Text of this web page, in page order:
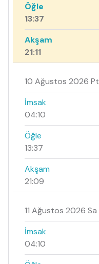
Öğle
13:37
Akşam
21:11
10 Ağustos 2026 Pt
İmsak
04:10
Öğle
13:37
Akşam
21:09
11 Ağustos 2026 Sa
İmsak
04:10